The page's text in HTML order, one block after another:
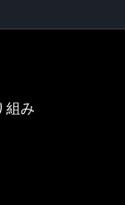
組み